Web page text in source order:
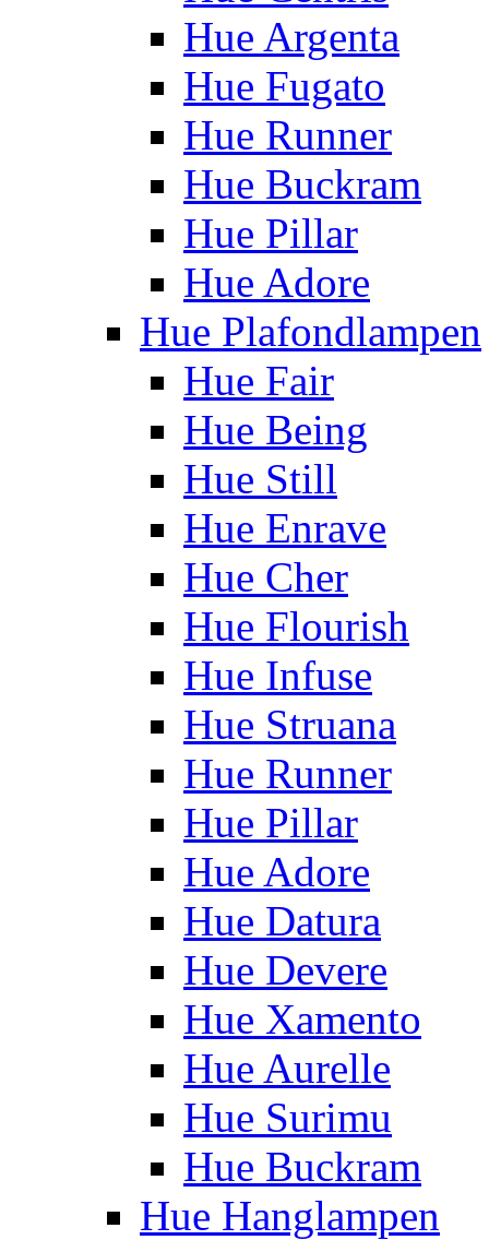
Hue Argenta
Hue Fugato
Hue Runner
Hue Buckram
Hue Pillar
Hue Adore
Hue Plafondlampen
Hue Fair
Hue Being
Hue Still
Hue Enrave
Hue Cher
Hue Flourish
Hue Infuse
Hue Struana
Hue Runner
Hue Pillar
Hue Adore
Hue Datura
Hue Devere
Hue Xamento
Hue Aurelle
Hue Surimu
Hue Buckram
Hue Hanglampen